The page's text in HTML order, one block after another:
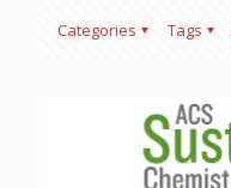
Categories Tags